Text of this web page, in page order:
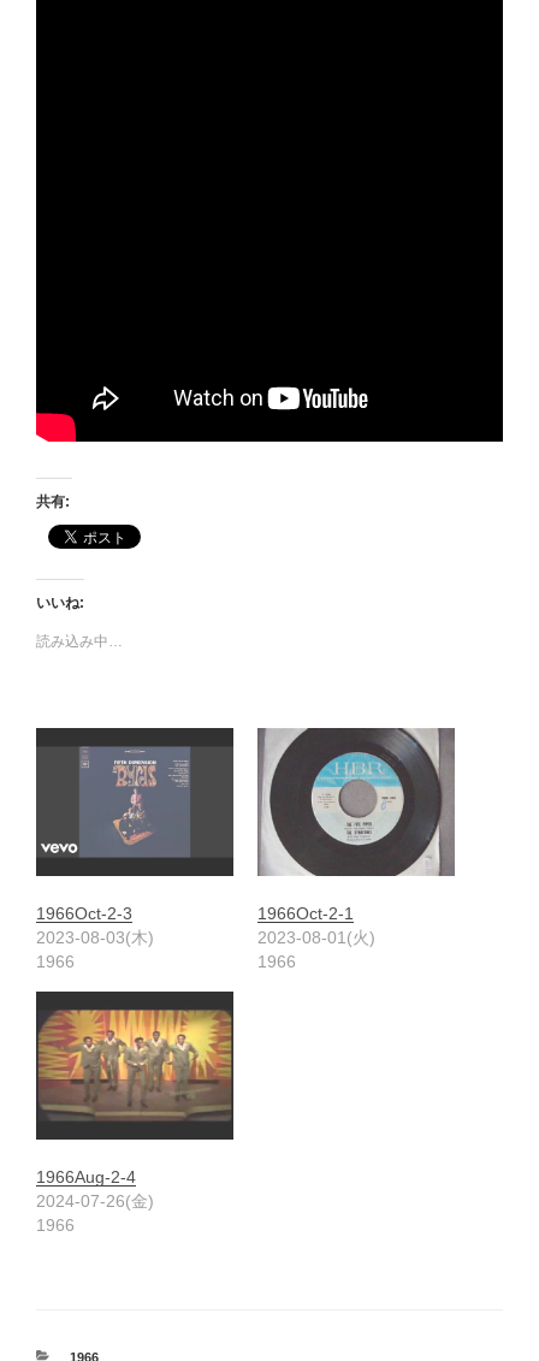
共有:
いいね:
読み込み中…
1966Oct-2-3
2023-08-03(木)
1966
1966Oct-2-1
2023-08-01(火)
1966
1966Aug-2-4
2024-07-26(金)
1966
カ
1966